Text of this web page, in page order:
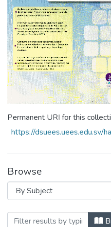
Permanent URI for this
https://
Browse
Browsing Revista